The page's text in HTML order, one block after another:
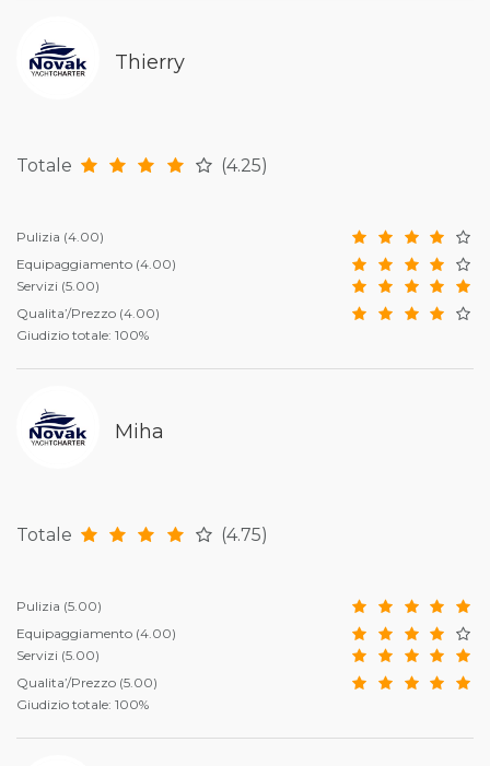
Thierry
Totale (4.25)
Pulizia (4.00)
Equipaggiamento (4.00)
Servizi (5.00)
Qualita’/Prezzo (4.00)
Giudizio totale: 100%
Miha
Totale (4.75)
Pulizia (5.00)
Equipaggiamento (4.00)
Servizi (5.00)
Qualita’/Prezzo (5.00)
Giudizio totale: 100%